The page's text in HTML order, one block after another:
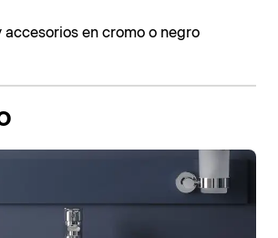
accesorios en cromo o negro